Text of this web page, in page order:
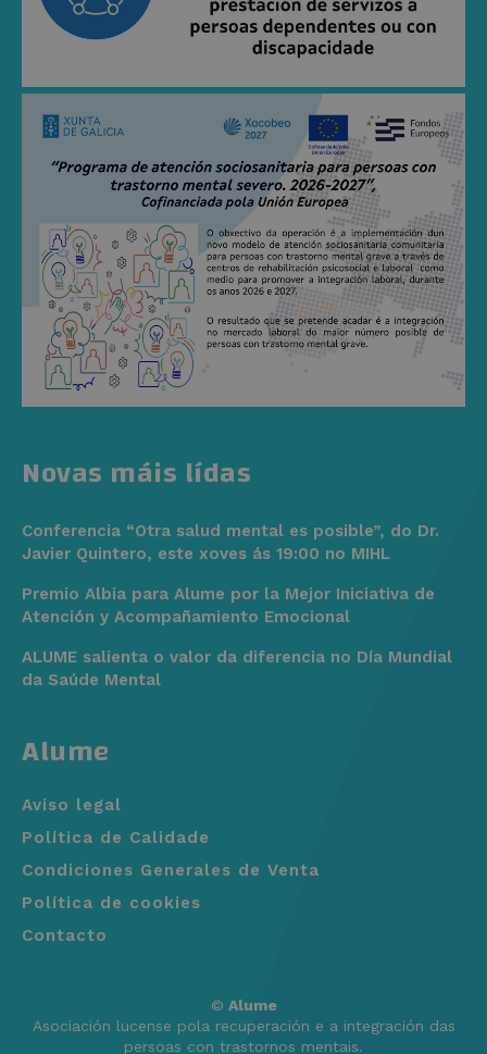
Alume
Aviso legal
Política de Calidade
Condiciones Generales de Venta
Política de cookies
Contacto
Novas máis lídas
Conferencia “Otra salud mental es posible”, do Dr.
Javier Quintero, este xoves ás 19:00 no MIHL
Premio Albia para Alume por la Mejor Iniciativa de
Atención y Acompañamiento Emocional
ALUME salienta o valor da diferencia no Día Mundial
da Saúde Mental
© Alume
Asociación lucense pola recuperación e a integración das
persoas con trastornos mentais.